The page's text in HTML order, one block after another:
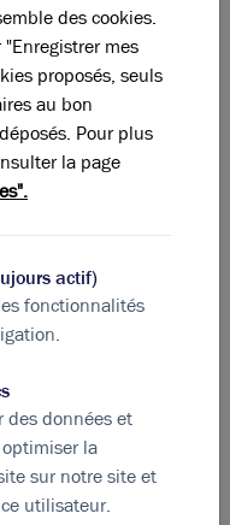
G
immobilier
intéresser !
des cookies.
mes
proposés, seuls
au bon
Pour plus
la page
actif)
fonctionnalités
des données et
la
sur notre site et
utilisateur.